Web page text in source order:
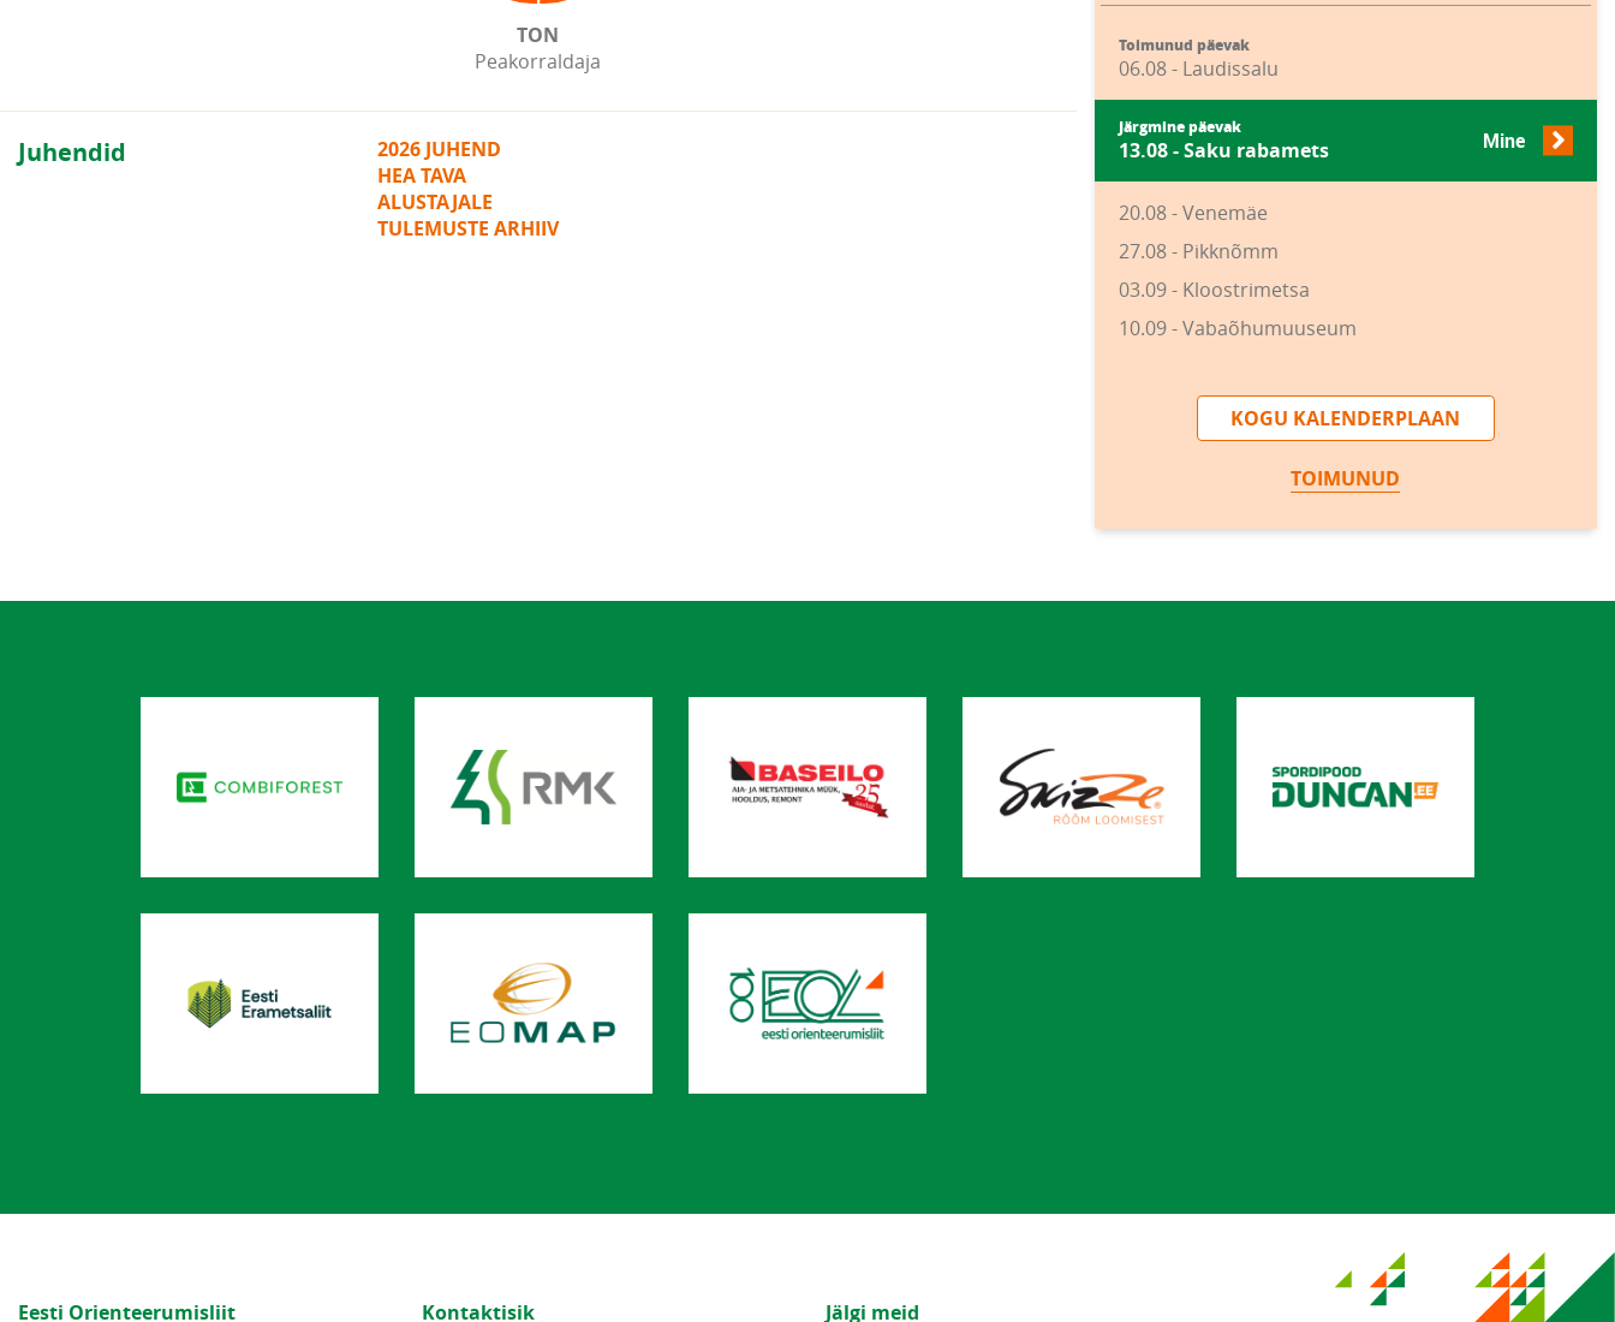
TON
Peakorraldaja
Juhendid
2026 JUHEND
HEA TAVA
ALUSTAJALE
TULEMUSTE ARHIIV
Toimunud päevak
06.08 - Laudissalu
Järgmine päevak
13.08 - Saku rabamets Mine
20.08 - Venemäe
27.08 - Pikknõmm
03.09 - Kloostrimetsa
10.09 - Vabaõhumuuseum
KOGU KALENDERPLAAN
TOIMUNUD
Eesti Orienteerumisliit Kontaktisik Jälgi meid